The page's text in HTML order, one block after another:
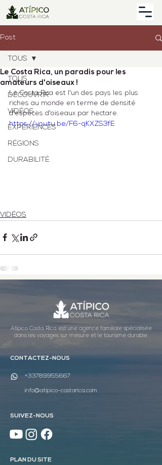
Post
TOUS
DÉCOUVRIR
VIDÉOS
EXPÉRIENCES
RÉGIONS
DURABILITÉ
TOUS
Le Costa Rica, un paradis pour les
amateurs d'oiseaux !
Le Costa Rica est l'un des pays les plus
riches au monde en terme de densité
d'espèces d'oiseaux par hectare.
https://youtu.be/F6-qKXZS3fE
VIDÉOS
Atípico Costa Rica est une agence familiale spécialisée
dans les voyages sur mesure et le tourisme durable.
CONTACTEZ-NOUS
+33789955667
info@atipico-costarica.com
SUIVEZ-NOUS
PLAN DU SITE